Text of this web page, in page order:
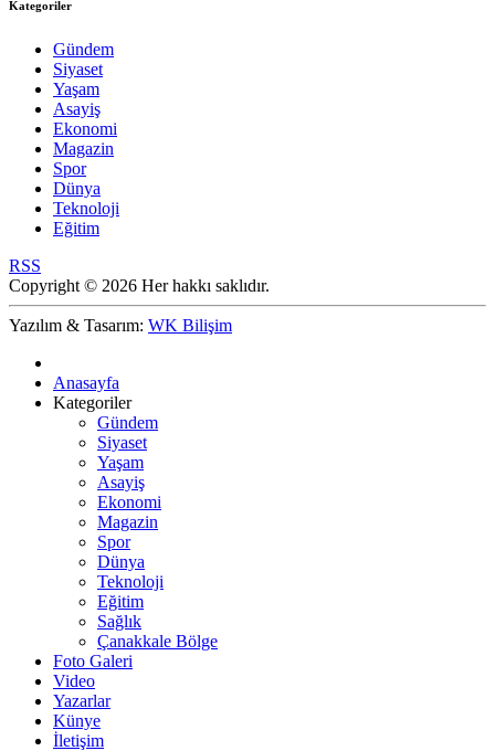
Kategoriler
Gündem
Siyaset
Yaşam
Asayiş
Ekonomi
Magazin
Spor
Dünya
Teknoloji
Eğitim
RSS
Copyright © 2026 Her hakkı saklıdır.
Yazılım & Tasarım: WK Bilişim
Anasayfa
Kategoriler
Gündem
Siyaset
Yaşam
Asayiş
Ekonomi
Magazin
Spor
Dünya
Teknoloji
Eğitim
Sağlık
Çanakkale Bölge
Foto Galeri
Video
Yazarlar
Künye
İletişim